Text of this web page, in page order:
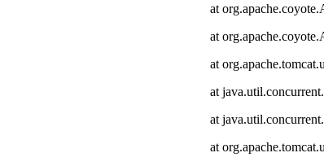
at
at
at
at
at
at